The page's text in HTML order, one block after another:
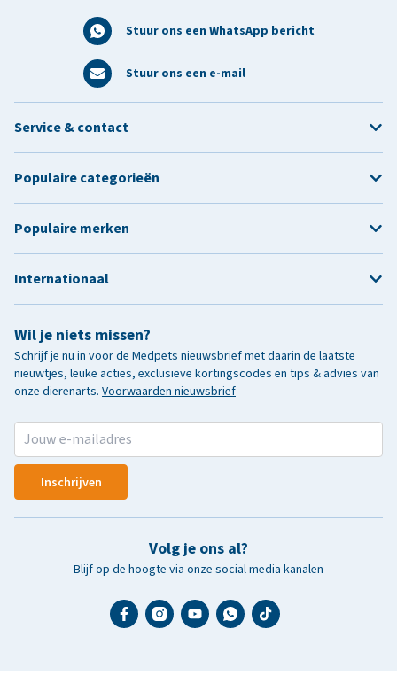
Stuur ons een WhatsApp bericht
Stuur ons een e-mail
Wil je niets missen?
Schrijf je nu in voor de Medpets nieuwsbrief met daarin de laatste
nieuwtjes, leuke acties, exclusieve kortingscodes en tips & advies van
onze dierenarts. Voorwaarden nieuwsbrief
Inschrijven
Volg je ons al?
Blijf op de hoogte via onze social media kanalen
Service & contact
Populaire categorieën
Populaire merken
Internationaal